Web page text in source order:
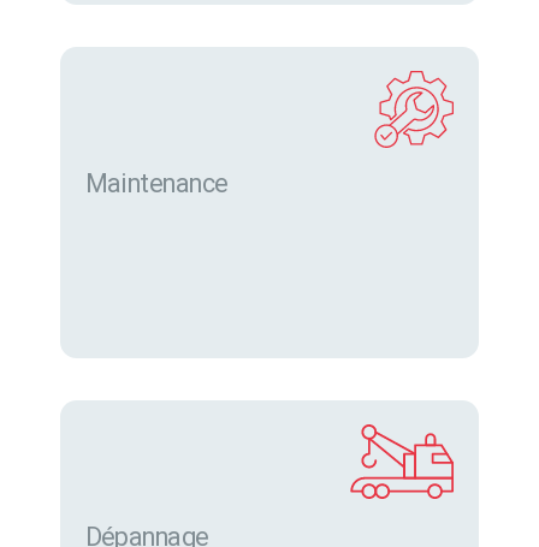
Maintenance
Dépannage